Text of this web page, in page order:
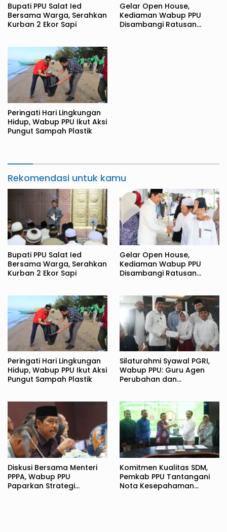
Bupati PPU Salat Ied
Bersama Warga, Serahkan
Kurban 2 Ekor Sapi
Gelar Open House,
Kediaman Wabup PPU
Disambangi Ratusan
Peringati Hari Lingkungan
Hidup, Wabup PPU Ikut Aksi
Pungut Sampah Plastik
Rekomendasi untuk kamu
Bupati PPU Salat Ied
Bersama Warga, Serahkan
Kurban 2 Ekor Sapi
Gelar Open House,
Kediaman Wabup PPU
Disambangi Ratusan
Peringati Hari Lingkungan
Hidup, Wabup PPU Ikut Aksi
Pungut Sampah Plastik
Silaturahmi Syawal PGRI,
Wabup PPU: Guru Agen
Perubahan dan
Diskusi Bersama Menteri
PPPA, Wabup PPU
Paparkan Strategi
Komitmen Kualitas SDM,
Pemkab PPU Tantangani
Nota Kesepahaman